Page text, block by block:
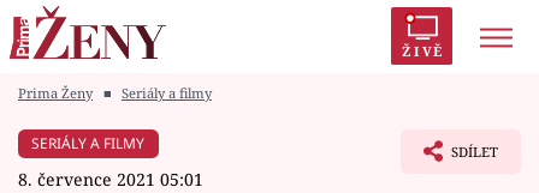
ŽIVĚ
Módní alarm
Prima Ženy ■ Seriály a filmy
SERIÁLY A FILMY
8. července 2021 05:01
SDÍLET